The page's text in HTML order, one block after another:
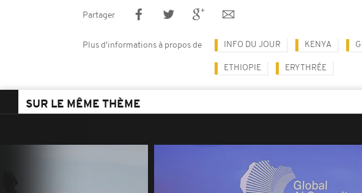
Partager
Plus d'informations à propos de INFO DU JOUR KENYA
ETHIOPIE ERYTHRÉE
SUR LE MÊME THÈME